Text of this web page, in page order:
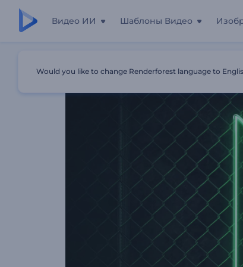
Видео ИИ Шаблоны Видео
Would you like to change Renderforest language to